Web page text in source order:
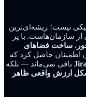
نیست؛ ریشه‌ای‌ترین
سازمان‌هاست. با پر
، ساخت فضاهای
اطمینان حاصل کرد که
باقی نمی‌ماند — بلکه
ارزش واقعی ظاهر